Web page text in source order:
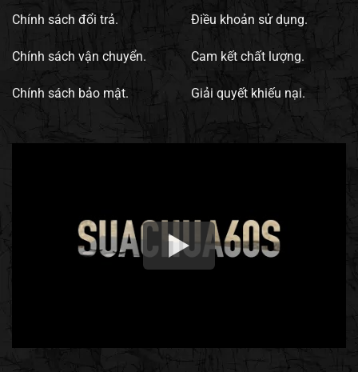
Chính sách đổi trả.
Chính sách vận chuyển.
Chính sách bảo mật.
Điều khoản sử dụng.
Cam kết chất lượng.
Giải quyết khiếu nại.